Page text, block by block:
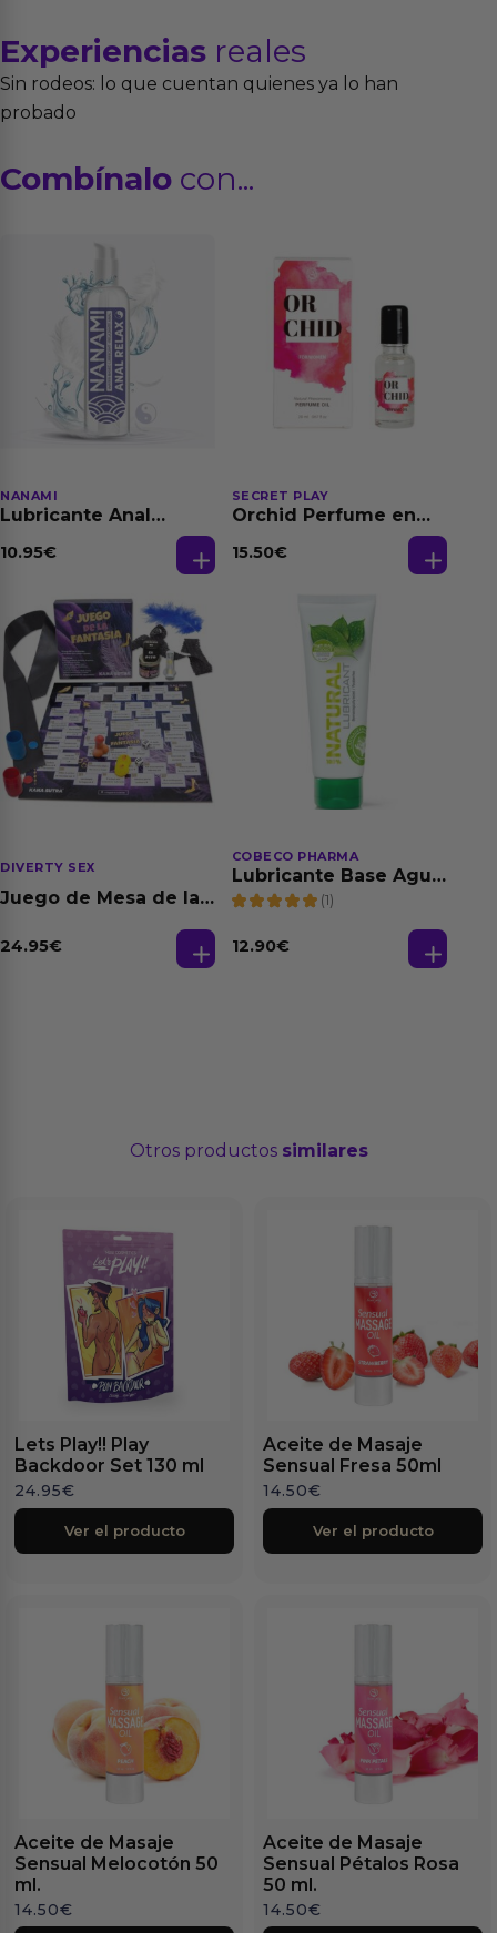
Experiencias reales
Sin rodeos: lo que cuentan quienes ya lo han
probado
Combínalo con...
NANAMI
Lubricante Anal
Dilatación Base Agua
10.95€
SECRET PLAY
Orchid Perfume en
Feromonas 20 ml
15.50€
DIVERTY SEX
Juego de Mesa de las
24.95€
COBECO PHARMA
Lubricante Base Agua
100% Natural 125 ml
(1)
12.90€
Otros productos similares
Lets Play!! Play
Backdoor Set 130 ml
24.95€
Ver el producto
Aceite de Masaje
Sensual Fresa 50ml
14.50€
Ver el producto
Aceite de Masaje
Sensual Melocotón 50
ml.
14.50€
Aceite de Masaje
Sensual Pétalos Rosa
50 ml.
14.50€